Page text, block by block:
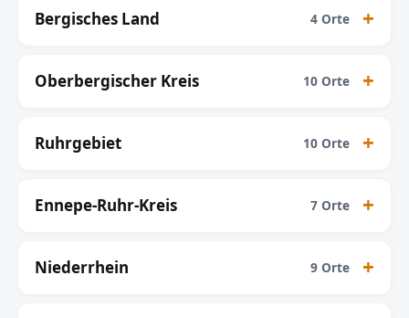
Bergisches Land 4 Orte
Oberbergischer Kreis 10 Orte
Ruhrgebiet 10 Orte
Ennepe-Ruhr-Kreis 7 Orte
Niederrhein 9 Orte